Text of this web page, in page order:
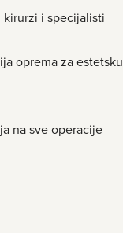
kirurzi i specijalisti
oprema za estetsku
na sve operacije